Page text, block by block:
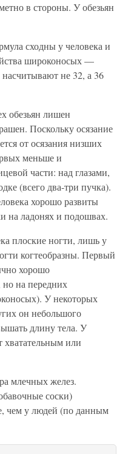
в стороны. У обезьян
сходны у человека и
широконосых —
не 32, а 36
обезьян лишен
Поскольку осязание
от осязания низших
меньше и
части: над глазами,
(всего два-три пучка).
хорошо развиты
на ладонях и подошвах.
плоские ногти, лишь у
когтеобразны. Первый
хорошо
но на передних
У некоторых
он небольшого
длину тела. У
хватательным или
млечных желез.
соски)
чем у людей (по данным